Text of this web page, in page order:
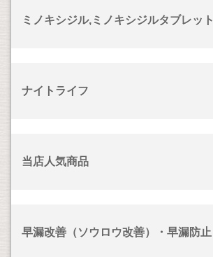
ミノキシジル,ミノキシジルタブレット
ナイトライフ
当店人気商品
早漏改善（ソウロウ改善）・早漏防止